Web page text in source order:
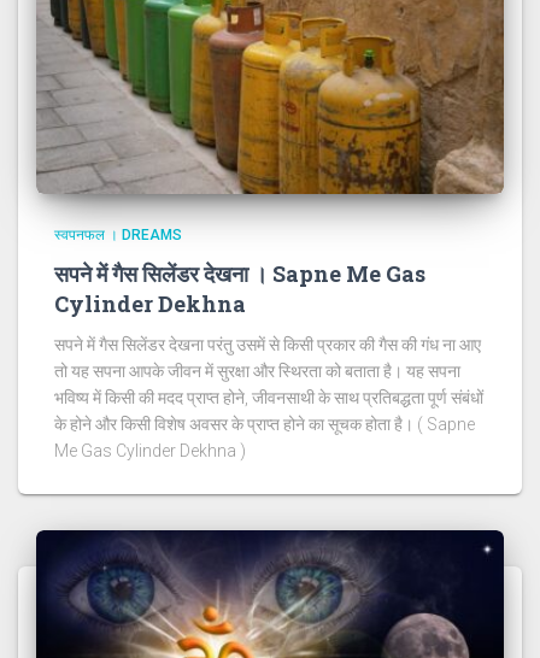
स्वपनफल । DREAMS
सपने में गैस सिलेंडर देखना । Sapne Me Gas
Cylinder Dekhna
सपने में गैस सिलेंडर देखना परंतु उसमें से किसी प्रकार की गैस की गंध ना आए
तो यह सपना आपके जीवन में सुरक्षा और स्थिरता को बताता है। यह सपना
भविष्य में किसी की मदद प्राप्त होने, जीवनसाथी के साथ प्रतिबद्धता पूर्ण संबंधों
के होने और किसी विशेष अवसर के प्राप्त होने का सूचक होता है। ( Sapne
Me Gas Cylinder Dekhna )